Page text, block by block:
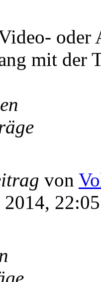
oder
mit der
von
22:05